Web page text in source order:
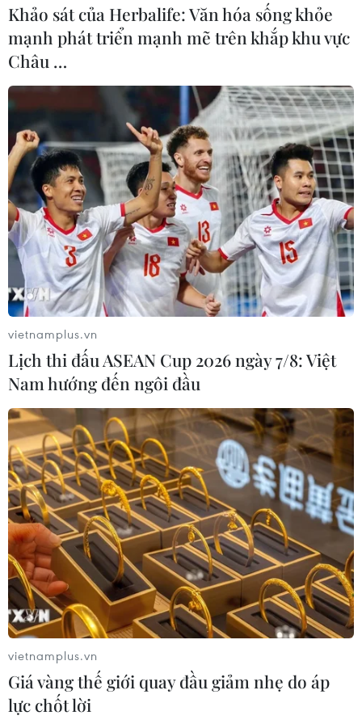
Khảo sát của Herbalife: Văn hóa sống khỏe
mạnh phát triển mạnh mẽ trên khắp khu vực
Châu …
vietnamplus.vn
Lịch thi đấu ASEAN Cup 2026 ngày 7/8: Việt
Nam hướng đến ngôi đầu
vietnamplus.vn
Giá vàng thế giới quay đầu giảm nhẹ do áp
lực chốt lời